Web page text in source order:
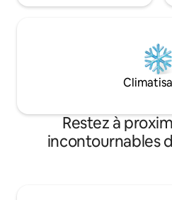
Restez à
incontournables